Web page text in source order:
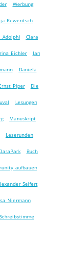
Werbung
Keweritsch
Adolphi Clara
Eichler Jan
Daniela
Piper Die
Lesungen
Manuskript
Leserunden
Buch
aufbauen
Seifert
Niermann
Schreibstimme